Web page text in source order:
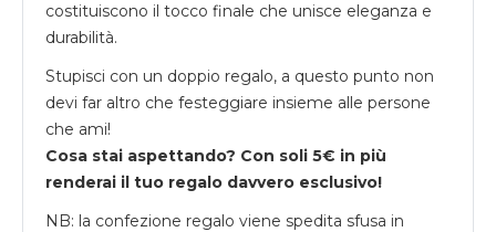
costituiscono il tocco finale che unisce eleganza e
durabilità.
Stupisci con un doppio regalo, a questo punto non
devi far altro che festeggiare insieme alle persone
che ami!
Cosa stai aspettando? Con soli 5€ in più
renderai il tuo regalo davvero esclusivo!
NB: la confezione regalo viene spedita sfusa in